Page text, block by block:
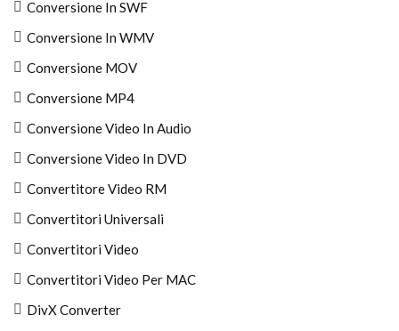
Conversione In SWF
Conversione In WMV
Conversione MOV
Conversione MP4
Conversione Video In Audio
Conversione Video In DVD
Convertitore Video RM
Convertitori Universali
Convertitori Video
Convertitori Video Per MAC
DivX Converter